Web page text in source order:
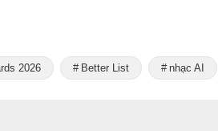
2026 Better List nhạc AI